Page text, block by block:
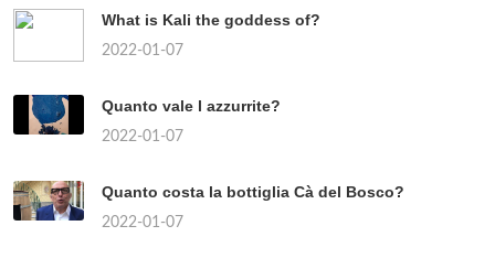
What is Kali the goddess of?
2022-01-07
Quanto vale l azzurrite?
2022-01-07
Quanto costa la bottiglia Cà del Bosco?
2022-01-07